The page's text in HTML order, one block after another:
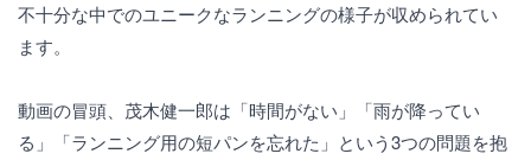
不十分な中でのユニークなランニングの様子が収められてい
ます。
動画の冒頭、茂木健一郎は「時間がない」「雨が降ってい
る」「ランニング用の短パンを忘れた」という3つの問題を抱